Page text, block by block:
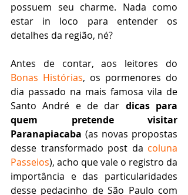
possuem seu charme. Nada como
estar in loco para entender os
detalhes da região, né?
Bonas Histórias, os pormenores do
dia passado na mais famosa vila de
Santo André e de dar dicas para
quem pretende visitar
Paranapiacaba (as novas propostas
desse transformado post da coluna
Passeios), acho que vale o registro da
importância e das particularidades
desse pedacinho de São Paulo com